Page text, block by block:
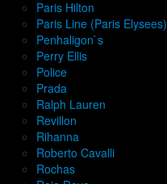
Paris Hilton
Paris Line (Paris Elysees)
Penhaligon`s
Perry Ellis
Police
Prada
Ralph Lauren
Revillon
Rihanna
Roberto Cavalli
Rochas